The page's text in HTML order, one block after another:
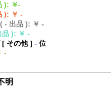
): ￥-
): ￥ -
( - 出品 ): ￥ -
品 ): ￥ -
[ その他]- 位
-
明